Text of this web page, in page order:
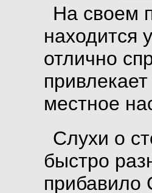
На своем
находится
отлично
местное
Слухи о
быстро
прибавило